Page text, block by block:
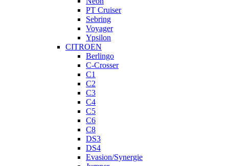
PT Cruiser
Sebring
Voyager
Ypsilon
CITROEN
Berlingo
C-Crosser
C1
C2
C3
C4
C5
C6
C8
DS3
DS4
Evasion/Synergie